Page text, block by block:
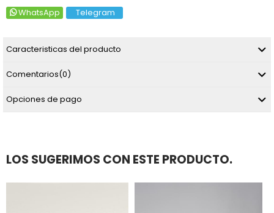
WhatsApp Telegram
Caracteristicas del producto
Comentarios(0)
Opciones de pago
LOS SUGERIMOS CON ESTE PRODUCTO.